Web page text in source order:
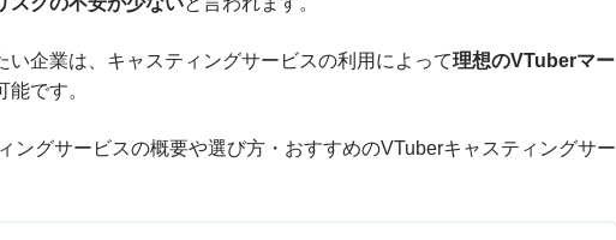
い企業は、キャスティングサービスの利用によって理想のVTuberマー
です。
ングサービスの概要や選び方・おすすめのVTuberキャスティングサー